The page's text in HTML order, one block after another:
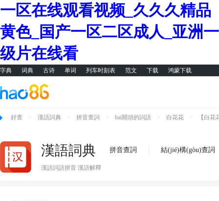
一区在线观看视频_久久久精品
黄色_国产一区二区成人_亚洲一
级片在线看
字典 词典 古诗 单词 列车时刻表 范文 下载 鸿蒙下载
好查 > 漢語詞典 > 拼音查詞 > bai開頭的詞語 > 白花花 > 【白
漢語詞典 拼音查詞 結(jié)構(gòu)查詞
漢語詞語拼音 漢語解釋